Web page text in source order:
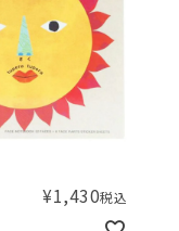
¥1,430税込